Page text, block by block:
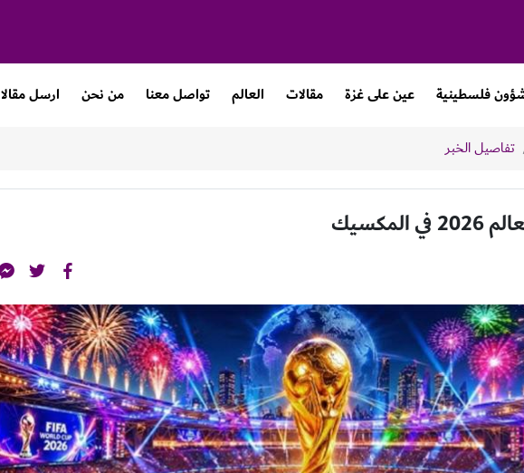
فلسطينية عين على غزة مقالات العالم تواصل معنا من نحن ارسل مقالا
تفاصيل الخبر